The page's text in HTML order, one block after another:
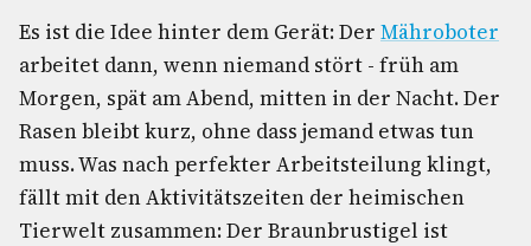
Es ist die Idee hinter dem Gerät: Der Mähroboter
arbeitet dann, wenn niemand stört - früh am
Morgen, spät am Abend, mitten in der Nacht. Der
Rasen bleibt kurz, ohne dass jemand etwas tun
muss. Was nach perfekter Arbeitsteilung klingt,
fällt mit den Aktivitätszeiten der heimischen
Tierwelt zusammen: Der Braunbrustigel ist